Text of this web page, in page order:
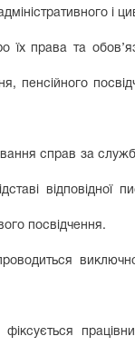
і
права та
пенсійного
справ за
відповідної
посвідчення.